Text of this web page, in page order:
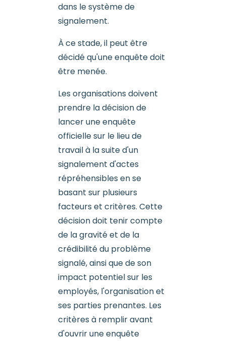
dans le système de
signalement.
À ce stade, il peut être
décidé qu'une enquête doit
être menée.
Les organisations doivent
prendre la décision de
lancer une enquête
officielle sur le lieu de
travail à la suite d'un
signalement d'actes
répréhensibles en se
basant sur plusieurs
facteurs et critères. Cette
décision doit tenir compte
de la gravité et de la
crédibilité du problème
signalé, ainsi que de son
impact potentiel sur les
employés, l'organisation et
ses parties prenantes. Les
critères à remplir avant
d'ouvrir une enquête